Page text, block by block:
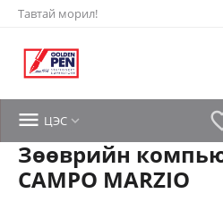
Тавтай морил!
 ЦЭС 
Зөөврийн
CAMPO MARZIO